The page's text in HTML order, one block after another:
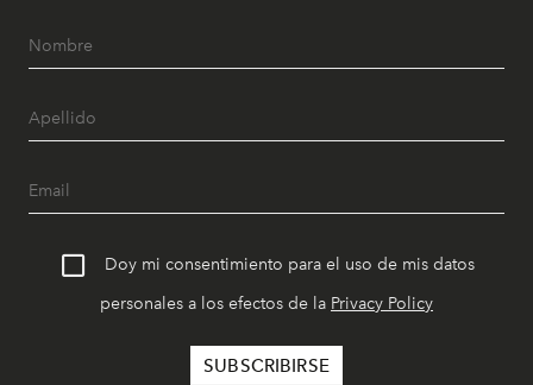
Doy mi consentimiento para el uso de mis datos
personales a los efectos de la Privacy Policy